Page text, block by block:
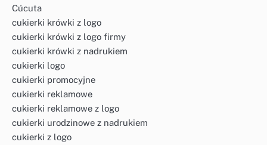
Cúcuta
cukierki krówki z logo
cukierki krówki z logo firmy
cukierki krówki z nadrukiem
cukierki logo
cukierki promocyjne
cukierki reklamowe
cukierki reklamowe z logo
cukierki urodzinowe z nadrukiem
cukierki z logo